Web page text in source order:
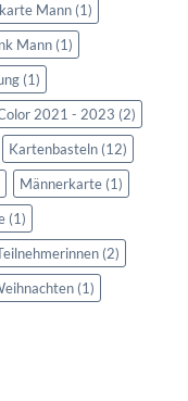
Mann (1)
Mann (1)
(1)
2021 - 2023 (2)
Kartenbasteln (12)
Männerkarte (1)
(1)
(2)
(1)